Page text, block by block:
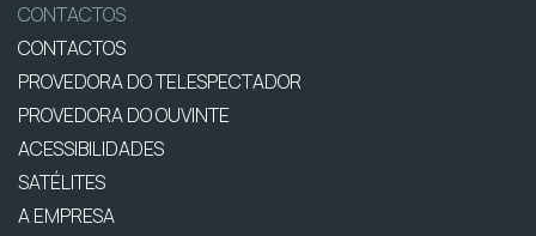
CONTACTOS
CONTACTOS
PROVEDORA DO TELESPECTADOR
PROVEDORA DO OUVINTE
ACESSIBILIDADES
SATÉLITES
A EMPRESA